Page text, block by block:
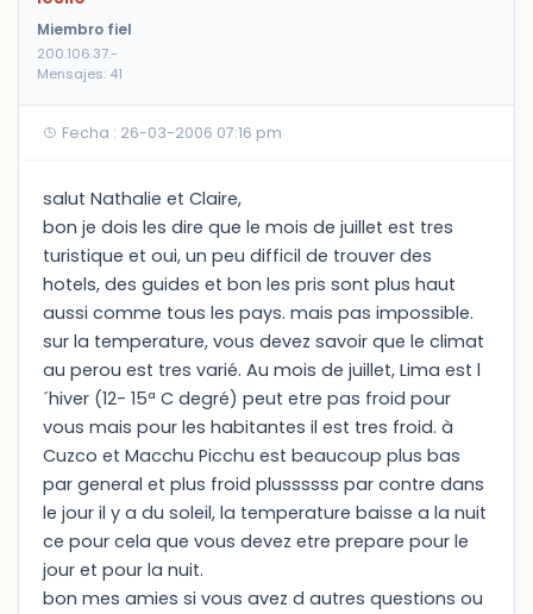
Miembro fiel
200.106.37.-
Mensajes: 41
Fecha : 26-03-2006 07:16 pm
salut Nathalie et Claire,
bon je dois les dire que le mois de juillet est tres
turistique et oui, un peu difficil de trouver des
hotels, des guides et bon les pris sont plus haut
aussi comme tous les pays. mais pas impossible.
sur la temperature, vous devez savoir que le climat
au perou est tres varié. Au mois de juillet, Lima est l
´hiver (12- 15ª C degré) peut etre pas froid pour
vous mais pour les habitantes il est tres froid. à
Cuzco et Macchu Picchu est beaucoup plus bas
par general et plus froid plussssss par contre dans
le jour il y a du soleil, la temperature baisse a la nuit
ce pour cela que vous devez etre prepare pour le
jour et pour la nuit.
bon mes amies si vous avez d autres questions ou